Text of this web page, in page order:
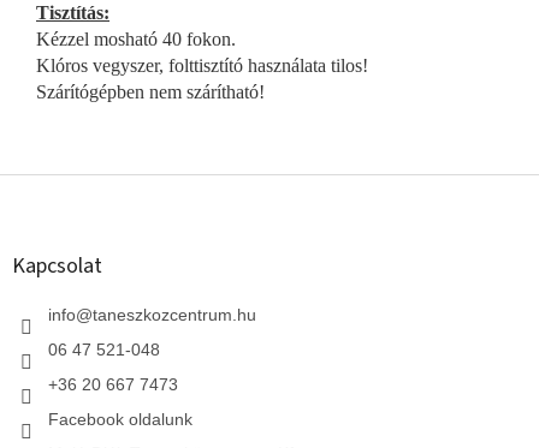
Tisztítás:
Kézzel mosható 40 fokon.
Klóros vegyszer, folttisztító használata tilos!
Szárítógépben nem szárítható!
L
Kapcsolat
info@taneszkozcentrum.hu
06 47 521-048
+36 20 667 7473
Facebook oldalunk